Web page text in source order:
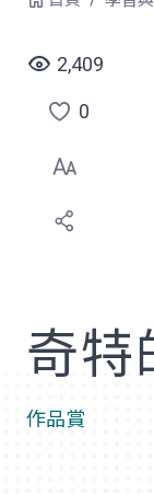
2,409
點
選
喜
0
奇特
作品賞